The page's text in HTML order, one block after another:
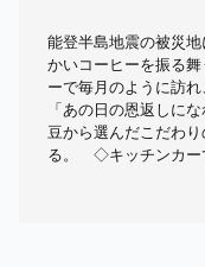
能登半島地震の被災
かいコーヒーを振る
ーで毎月のように訪れ
「あの日の恩返しに
豆から選んだこだわ
る。 ◇キッチンカー